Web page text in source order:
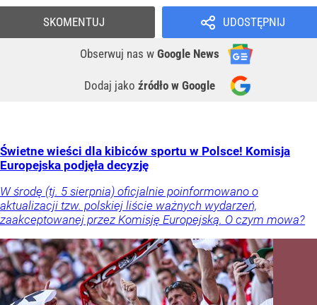
UDOSTĘPNIJ
Obserwuj nas w Google News
Dodaj jako źródło w Google
SKOMENTUJ
Świetne wieści dla kibiców sportu w Polsce! Komisja
Europejska podjęła decyzję
W środę (tj. 5 sierpnia) oficjalnie poinformowano o
aktualizacji tzw. polskiej liście ważnych wydarzeń,
zaakceptowanej przez Komisję Europejską. O czym mowa?